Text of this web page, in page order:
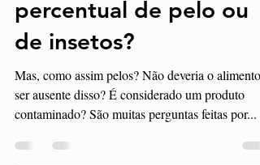
percentual de pelo ou
de insetos?
Mas, como assim pelos? Não deveria o alimento
ser ausente disso? É considerado um produto
contaminado? São muitas perguntas feitas por...